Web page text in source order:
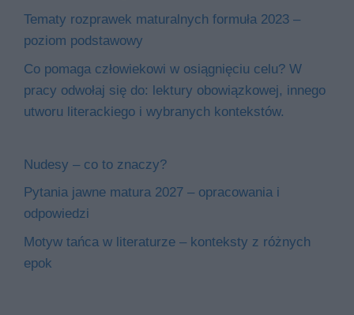
Tematy rozprawek maturalnych formuła 2023 –
poziom podstawowy
Co pomaga człowiekowi w osiągnięciu celu? W
pracy odwołaj się do: lektury obowiązkowej, innego
utworu literackiego i wybranych kontekstów.
Nudesy – co to znaczy?
Pytania jawne matura 2027 – opracowania i
odpowiedzi
Motyw tańca w literaturze – konteksty z różnych
epok